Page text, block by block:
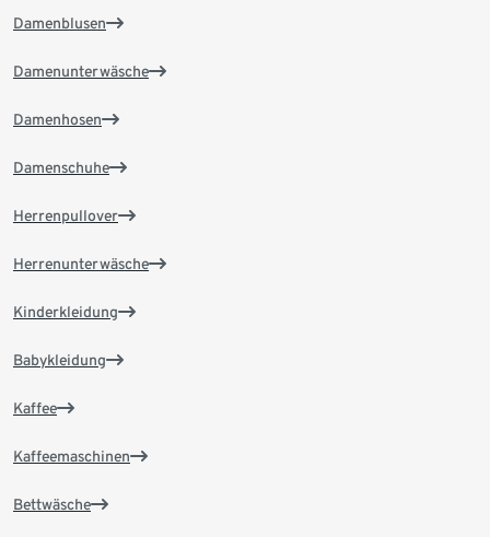
Damenblusen
Damenunterwäsche
Damenhosen
Damenschuhe
Herrenpullover
Herrenunterwäsche
Kinderkleidung
Babykleidung
Kaffee
Kaffeemaschinen
Bettwäsche